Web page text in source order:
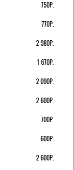
750Р.
770Р.
2 980Р.
1 670Р.
2 090Р.
2 600Р.
700Р.
600Р.
2 600Р.